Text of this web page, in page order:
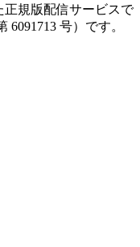
規版配信サービスで
号）です。